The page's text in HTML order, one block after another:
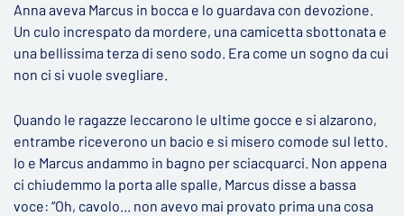
Anna aveva Marcus in bocca e lo guardava con devozione.
Un culo increspato da mordere, una camicetta sbottonata e
una bellissima terza di seno sodo. Era come un sogno da cui
non ci si vuole svegliare.
Quando le ragazze leccarono le ultime gocce e si alzarono,
entrambe riceverono un bacio e si misero comode sul letto.
Io e Marcus andammo in bagno per sciacquarci. Non appena
ci chiudemmo la porta alle spalle, Marcus disse a bassa
voce: “Oh, cavolo... non avevo mai provato prima una cosa